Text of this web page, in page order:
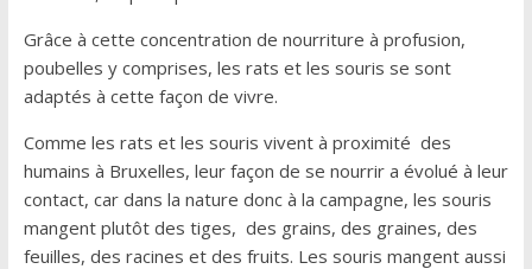
Grâce à cette concentration de nourriture à profusion,
poubelles y comprises, les rats et les souris se sont
adaptés à cette façon de vivre.
Comme les rats et les souris vivent à proximité des
humains à Bruxelles, leur façon de se nourrir a évolué à leur
contact, car dans la nature donc à la campagne, les souris
mangent plutôt des tiges, des grains, des graines, des
feuilles, des racines et des fruits. Les souris mangent aussi